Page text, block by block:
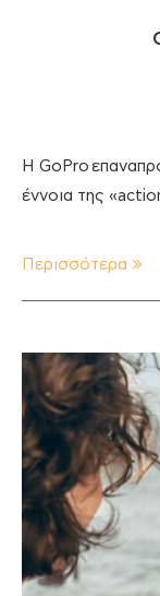
Η GoPro
έννοια της
Περισσότερα